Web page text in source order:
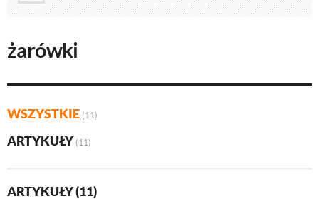
żarówki
WSZYSTKIE (11)
ARTYKUŁY (11)
ARTYKUŁY (11)